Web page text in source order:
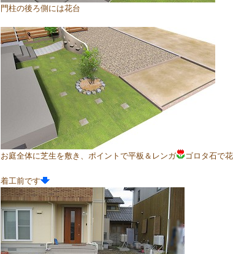
門柱の後ろ側には花台
お庭全体に芝生を敷き、ポイントで平板＆レンガ ゴロタ石で
着工前です